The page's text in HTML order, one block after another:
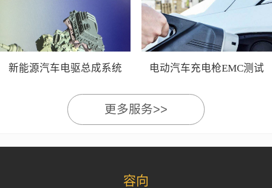
新能源汽车电驱总成系统
电动汽车充电枪EMC测试
更多服务>>
容向